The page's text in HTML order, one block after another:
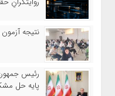
نتیجه آزمون
رئیس
پایه حل